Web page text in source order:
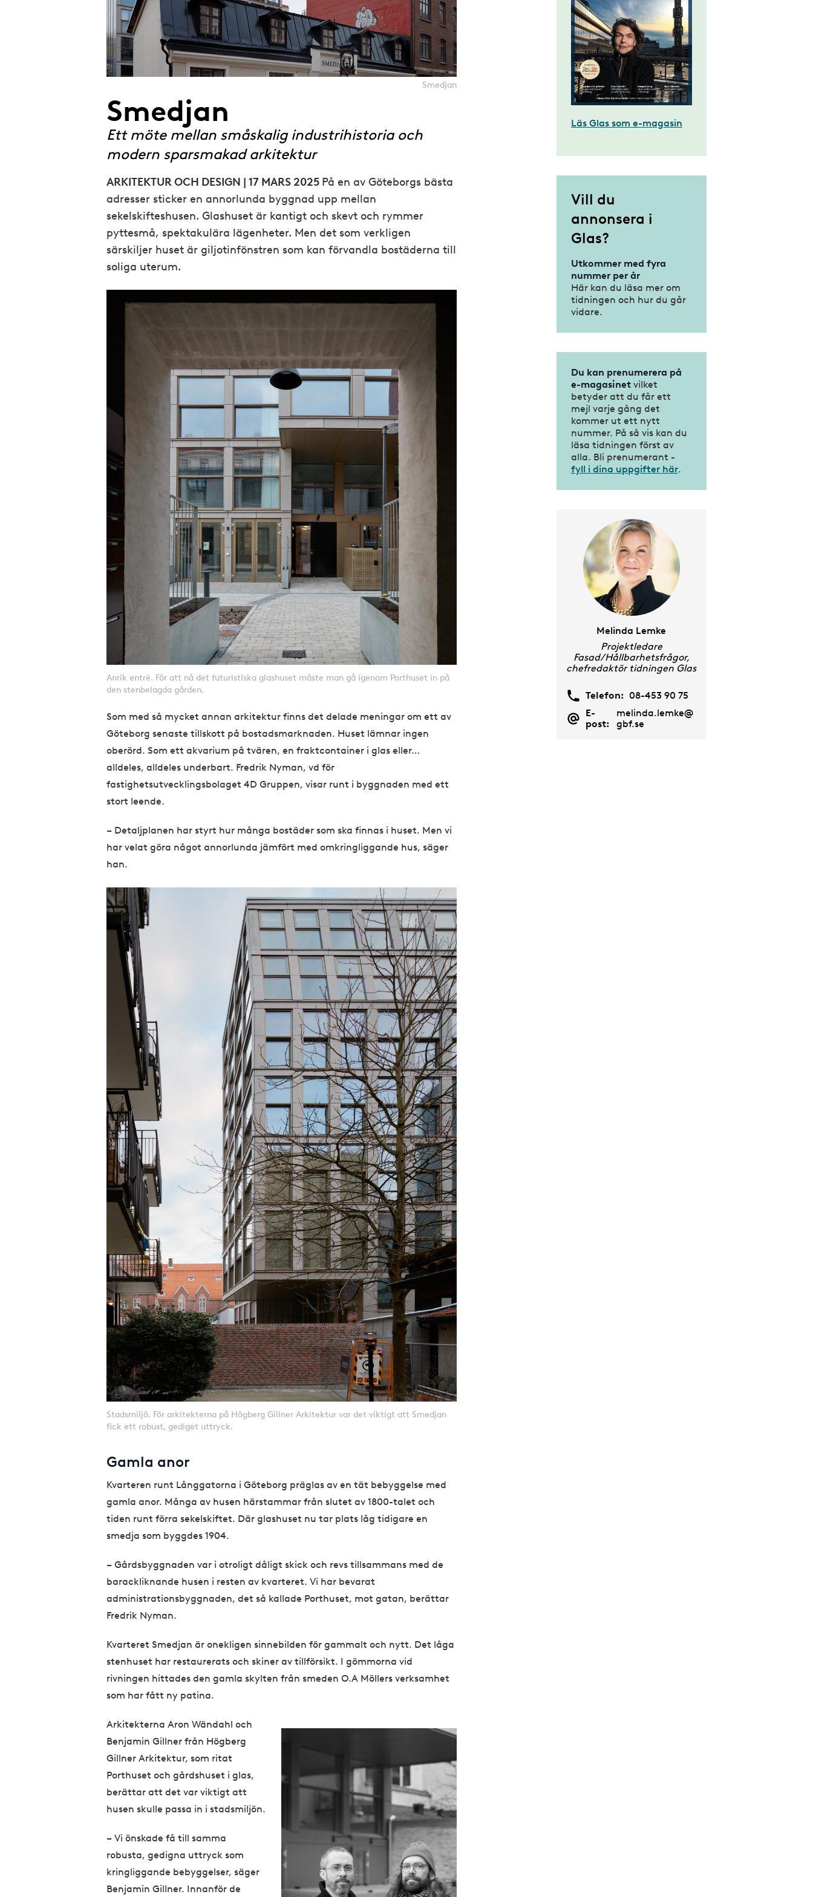
Smedjan
Smedjan
Ett möte mellan småskalig industrihistoria och
modern sparsmakad arkitektur
ARKITEKTUR OCH DESIGN | 17 MARS 2025 På en av Göteborgs bästa
adresser sticker en annorlunda byggnad upp mellan
sekelskifteshusen. Glashuset är kantigt och skevt och rymmer
pyttesmå, spektakulära lägenheter. Men det som verkligen
särskiljer huset är giljotinfönstren som kan förvandla bostäderna till
soliga uterum.
Anrik entré. För att nå det futuristiska glashuset måste man gå igenom Porthuset in på
den stenbelagda gården.
Som med så mycket annan arkitektur finns det delade meningar om ett av
Göteborg senaste tillskott på bostadsmarknaden. Huset lämnar ingen
oberörd. Som ett akvarium på tvären, en fraktcontainer i glas eller…
alldeles, alldeles underbart. Fredrik Nyman, vd för
fastighetsutvecklingsbolaget 4D Gruppen, visar runt i byggnaden med ett
stort leende.
– Detaljplanen har styrt hur många bostäder som ska finnas i huset. Men vi
har velat göra något annorlunda jämfört med omkringliggande hus, säger
han.
Stadsmiljö. För arkitekterna på Högberg Gillner Arkitektur var det viktigt att Smedjan
fick ett robust, gediget uttryck.
Gamla anor
Kvarteren runt Långgatorna i Göteborg präglas av en tät bebyggelse med
gamla anor. Många av husen härstammar från slutet av 1800-talet och
tiden runt förra sekelskiftet. Där glashuset nu tar plats låg tidigare en
smedja som byggdes 1904.
– Gårdsbyggnaden var i otroligt dåligt skick och revs tillsammans med de
barackliknande husen i resten av kvarteret. Vi har bevarat
administrationsbyggnaden, det så kallade Porthuset, mot gatan, berättar
Fredrik Nyman.
Kvarteret Smedjan är onekligen sinnebilden för gammalt och nytt. Det låga
stenhuset har restaurerats och skiner av tillförsikt. I gömmorna vid
rivningen hittades den gamla skylten från smeden O.A Möllers verksamhet
som har fått ny patina.
Arkitekterna Aron Wändahl och
Benjamin Gillner från Högberg
Gillner Arkitektur, som ritat
Porthuset och gårdshuset i glas,
berättar att det var viktigt att
husen skulle passa in i stadsmiljön.
– Vi önskade få till samma
robusta, gedigna uttryck som
kringliggande bebyggelser, säger
Benjamin Gillner. Innanför de
Läs Glas som e-magasin
Vill du
annonsera i
Glas?
Utkommer med fyra
nummer per år
Här kan du läsa mer om
tidningen och hur du går
vidare.
Du kan prenumerera på
e-magasinetvilket
betyder att du får ett
mejl varje gång det
kommer ut ett nytt
nummer. På så vis kan du
läsa tidningen först av
alla. Bli prenumerant -
fyll i dina uppgifter här.
Melinda Lemke
Projektledare
Fasad/Hållbarhetsfrågor,
chefredaktör tidningen Glas
Telefon: 08-453 90 75
E-
post:
melinda.lemke@
gbf.se